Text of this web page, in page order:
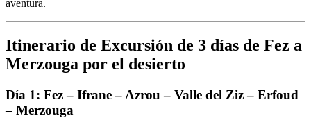
aventura.
Itinerario de Excursión de 3 días de Fez a
Merzouga por el desierto
Día 1: Fez – Ifrane – Azrou – Valle del Ziz – Erfoud
– Merzouga